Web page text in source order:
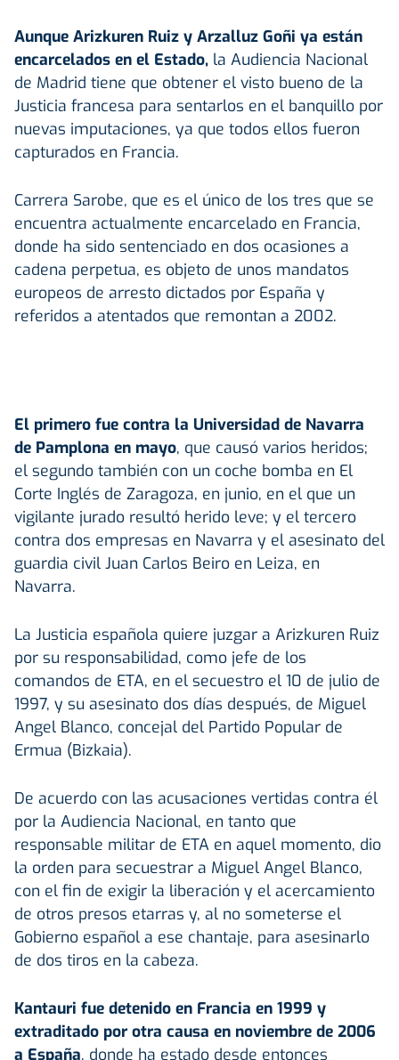
Aunque Arizkuren Ruiz y Arzalluz Goñi ya están
encarcelados en el Estado, la Audiencia Nacional
de Madrid tiene que obtener el visto bueno de la
Justicia francesa para sentarlos en el banquillo por
nuevas imputaciones, ya que todos ellos fueron
capturados en Francia.
Carrera Sarobe, que es el único de los tres que se
encuentra actualmente encarcelado en Francia,
donde ha sido sentenciado en dos ocasiones a
cadena perpetua, es objeto de unos mandatos
europeos de arresto dictados por España y
referidos a atentados que remontan a 2002.
El primero fue contra la Universidad de Navarra
de Pamplona en mayo, que causó varios heridos;
el segundo también con un coche bomba en El
Corte Inglés de Zaragoza, en junio, en el que un
vigilante jurado resultó herido leve; y el tercero
contra dos empresas en Navarra y el asesinato del
guardia civil Juan Carlos Beiro en Leiza, en
Navarra.
La Justicia española quiere juzgar a Arizkuren Ruiz
por su responsabilidad, como jefe de los
comandos de ETA, en el secuestro el 10 de julio de
1997, y su asesinato dos días después, de Miguel
Angel Blanco, concejal del Partido Popular de
Ermua (Bizkaia).
De acuerdo con las acusaciones vertidas contra él
por la Audiencia Nacional, en tanto que
responsable militar de ETA en aquel momento, dio
la orden para secuestrar a Miguel Angel Blanco,
con el fin de exigir la liberación y el acercamiento
de otros presos etarras y, al no someterse el
Gobierno español a ese chantaje, para asesinarlo
de dos tiros en la cabeza.
Kantauri fue detenido en Francia en 1999 y
extraditado por otra causa en noviembre de 2006
a España, donde ha estado desde entonces